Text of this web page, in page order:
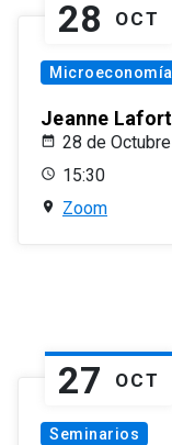
28 OCT
Jeanne
28 de
15:30
Zoom
27 OCT
Seminarios